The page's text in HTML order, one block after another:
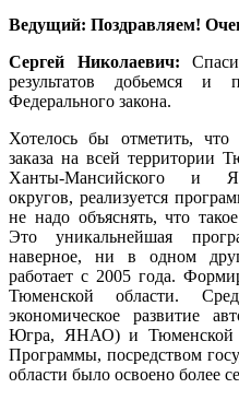
Ведущий: Поздравляем!
Сергей Николаевич:
результатов добьемся и
Федерального закона.
Хотелось бы отметить, что
заказа на всей территории
Ханты-Мансийского и
округов, реализуется
не надо объяснять, что
Это уникальнейшая
наверное, ни в одном
работает с 2005 года.
Тюменской области.
экономическое развитие
Югра, ЯНАО) и Тюменской
Программы, посредством
области было освоено более